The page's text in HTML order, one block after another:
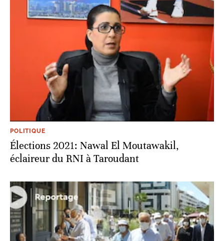
POLITIQUE
Élections 2021: Nawal El Moutawakil,
éclaireur du RNI à Taroudant